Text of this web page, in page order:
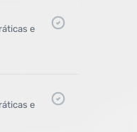
e
e